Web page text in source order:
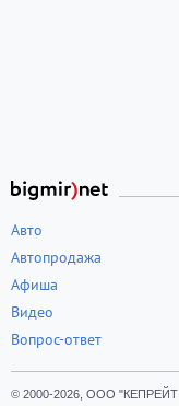
Авто
Автопродажа
Афиша
Видео
Вопрос-ответ
© 2000-2026, ООО